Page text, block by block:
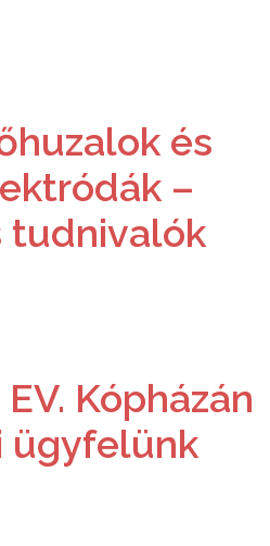
és
–
tudnivalók
Kópházán
ügyfelünk